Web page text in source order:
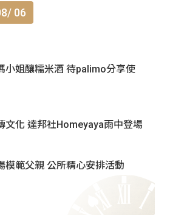
06
小姐釀糯米酒 待palimo分享使
文化 達邦社Homeyaya雨中登場
模範父親 公所精心安排活動